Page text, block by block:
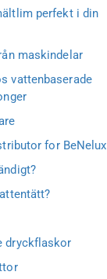
perfekt i din
maskindelar
vattenbaserade
for BeNelux
dryckflaskor